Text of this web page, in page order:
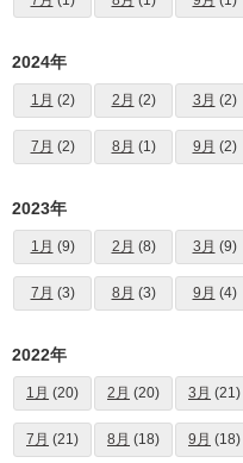
2024年
1月 (2) 2月 (2) 3月 (2)
7月 (2) 8月 (1) 9月 (2)
2023年
1月 (9) 2月 (8) 3月 (9)
7月 (3) 8月 (3) 9月 (4)
2022年
1月 (20) 2月 (20) 3月 (21)
7月 (21) 8月 (18) 9月 (18)